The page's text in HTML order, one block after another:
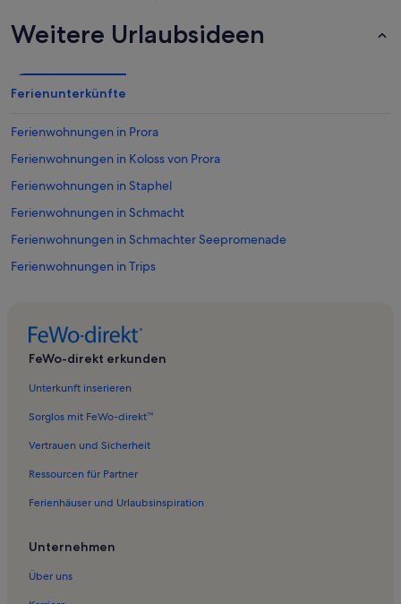
Weitere Urlaubsideen
Ferienunterkünfte
Ferienwohnungen in Prora
Ferienwohnungen in Koloss von Prora
Ferienwohnungen in Staphel
Ferienwohnungen in Schmacht
Ferienwohnungen in Schmachter Seepromenade
Ferienwohnungen in Trips
Ferienwohnungen in Lubkow
Ferienwohnungen in Neu Mukran
Ferienwohnungen in Naturerbe Zentrum Rügen
Ferienwohnungen in KdF-Museum in Prora
FeWo-direkt erkunden
Unterkunft inserieren
Sorglos mit FeWo-direkt™
Vertrauen und Sicherheit
Ressourcen für Partner
Ferienhäuser und Urlaubsinspiration
Unternehmen
Über uns